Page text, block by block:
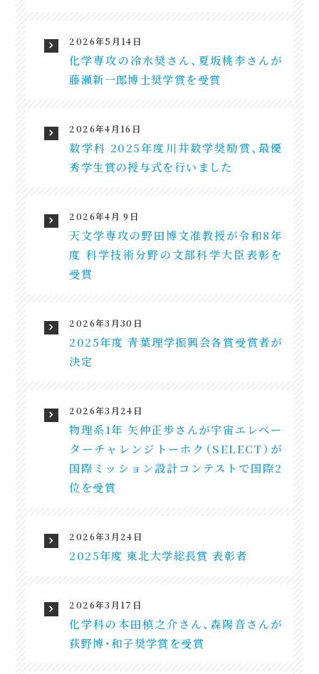
2026年5月14日
化学専攻の冷水奨さん、夏坂桃李さんが
藤瀬新一郎博士奨学賞を受賞
2026年4月16日
数学科 2025年度川井数学奨励賞、最優
秀学生賞の授与式を行いました
2026年4月 9日
天文学専攻の野田博文准教授が令和8年
度 科学技術分野の文部科学大臣表彰を
受賞
2026年3月30日
2025年度 青葉理学振興会各賞受賞者が
決定
2026年3月24日
物理系1年 矢仲正歩さんが宇宙エレベー
ターチャレンジトーホク（SELECT）が
国際ミッション設計コンテストで国際2
位を受賞
2026年3月24日
2025年度 東北大学総長賞 表彰者
2026年3月17日
化学科の本田槙之介さん、森陽音さんが
荻野博・和子奨学賞を受賞